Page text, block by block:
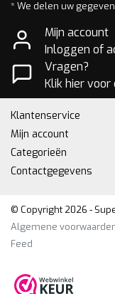
* We delen uw
Mijn account
Inloggen of
Vragen?
Klik hier
Klantenservice
Mijn account
Categorieën
Contactgegevens
© Copyright 2026 -
Algemene
Feed